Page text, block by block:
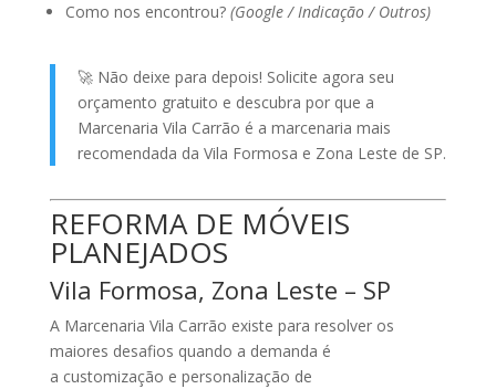
Como nos encontrou? (Google / Indicação / Outros)
🚀 Não deixe para depois! Solicite agora seu
orçamento gratuito e descubra por que a
Marcenaria Vila Carrão é a marcenaria mais
recomendada da Vila Formosa e Zona Leste de SP.
REFORMA DE MÓVEIS
PLANEJADOS
Vila Formosa, Zona Leste – SP
A Marcenaria Vila Carrão existe para resolver os
maiores desafios quando a demanda é
a customização e personalização de